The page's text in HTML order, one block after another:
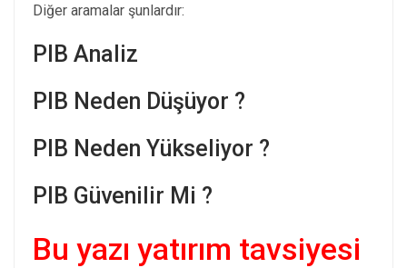
Diğer aramalar şunlardır:
PIB Analiz
PIB Neden Düşüyor ?
PIB Neden Yükseliyor ?
PIB Güvenilir Mi ?
Bu yazı yatırım tavsiyesi